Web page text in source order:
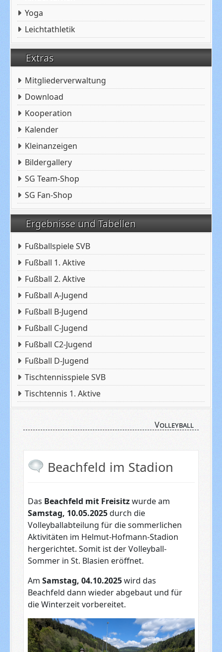
Yoga
Leichtathletik
Extras
Mitgliederverwaltung
Download
Kooperation
Kalender
Kleinanzeigen
Bildergallery
SG Team-Shop
SG Fan-Shop
Ergebnisse und Tabellen
Fußballspiele SVB
Fußball 1. Aktive
Fußball 2. Aktive
Fußball A-Jugend
Fußball B-Jugend
Fußball C-Jugend
Fußball C2-Jugend
Fußball D-Jugend
Tischtennisspiele SVB
Tischtennis 1. Aktive
Volleyball
Beachfeld im Stadion
Das Beachfeld mit Freisitzwurde am
Samstag, 10.05.2025durch die
Volleyballabteilung für die sommerlichen
Aktivitäten im Helmut-Hofmann-Stadion
hergerichtet. Somit ist der Volleyball-
Sommer in St. Blasien eröffnet.
Am Samstag, 04.10.2025wird das
Beachfeld dann wieder abgebaut und für
die Winterzeit vorbereitet.